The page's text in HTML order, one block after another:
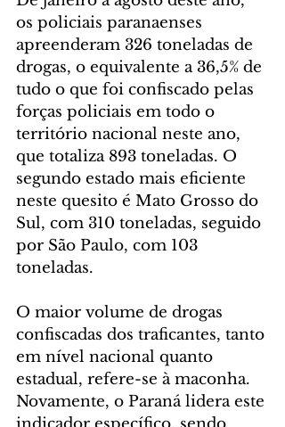
os policiais paranaenses
apreenderam 326 toneladas de
drogas, o equivalente a 36,5% de
tudo o que foi confiscado pelas
forças policiais em todo o
território nacional neste ano,
que totaliza 893 toneladas. O
segundo estado mais eficiente
neste quesito é Mato Grosso do
Sul, com 310 toneladas, seguido
por São Paulo, com 103
toneladas.
O maior volume de drogas
confiscadas dos traficantes, tanto
em nível nacional quanto
estadual, refere-se à maconha.
Novamente, o Paraná lidera este